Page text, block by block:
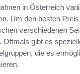
in Österreich
Um den besten
verschiedenen
Oftmals gibt es
die es